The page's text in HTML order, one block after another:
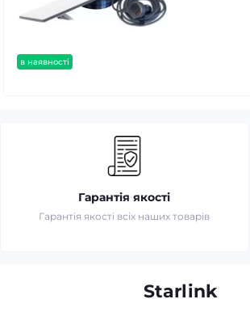
в наявності
Гарантія якості
Гарантія якості всіх наших товарів
Starlink